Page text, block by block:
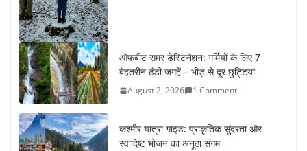
ऑफबीट समर डेस्टिनेशन: गर्मियों के लिए 7
बेहतरीन ठंडी जगहें – भीड़ से दूर छुट्टियां
August 2, 2026 1 Comment
कश्मीर यात्रा गाइड: प्राकृतिक सुंदरता और
स्वादिष्ट भोजन का अनूठा संगम